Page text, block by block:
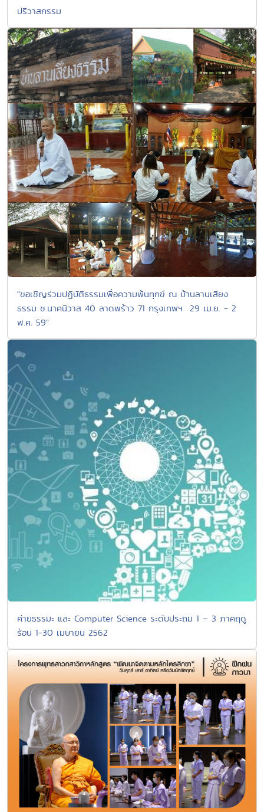
ปริวาสกรรม
"ขอเชิญร่วมปฏิบัติธรรมเพื่อความพ้นทุกข์ ณ บ้านลานเสียง
ธรรม ซ.นาคนิวาส 40 ลาดพร้าว 71 กรุงเทพฯ 29 เม.ย. - 2
พ.ค. 59"
ค่ายธรรมะ และ Computer Science ระดับประถม 1 – 3 ภาคฤดู
ร้อน 1-30 เมษายน 2562